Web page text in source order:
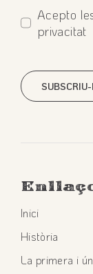
Inici
Història
La primera i
Acepto
privacitat